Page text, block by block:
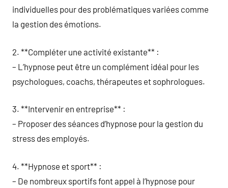
individuelles pour des problématiques variées comme
la gestion des émotions.
2. **Compléter une activité existante** :
– L’hypnose peut être un complément idéal pour les
psychologues, coachs, thérapeutes et sophrologues.
3. **Intervenir en entreprise** :
– Proposer des séances d’hypnose pour la gestion du
stress des employés.
4. **Hypnose et sport** :
– De nombreux sportifs font appel à l’hypnose pour